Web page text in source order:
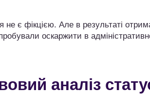
не є фікцією. Але в результаті
оскаржити в
аналіз